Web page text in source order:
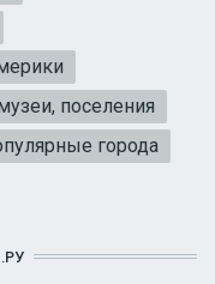
поселения
города